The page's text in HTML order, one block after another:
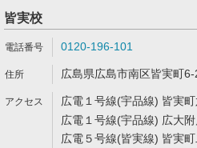
皆実校
0120-196-101
広島県広島市南区皆実町6-
広電１号線(宇品線) 皆実
広電１号線(宇品線) 広大
広電５号線(皆実線) 皆実